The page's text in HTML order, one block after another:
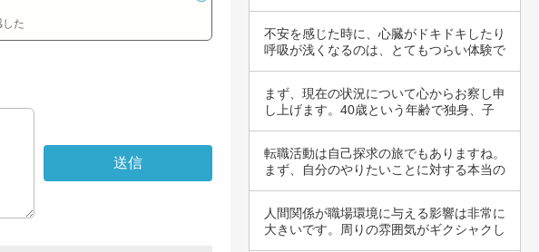
した
不安を感じた時に、心臓がドキドキしたり
呼吸が浅くなるのは、とてもつらい体験で
まず、現在の状況について心からお察し申
し上げます。40歳という年齢で独身、子
転職活動は自己探求の旅でもありますね。
まず、自分のやりたいことに対する本当の
人間関係が職場環境に与える影響は非常に
大きいです。周りの雰囲気がギクシャクし